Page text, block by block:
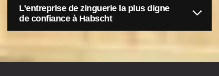
L’entreprise de zinguerie la plus digne
de confiance à Habscht